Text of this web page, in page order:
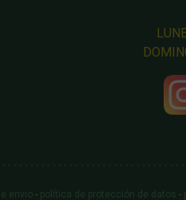
envio - política de protección de datos -